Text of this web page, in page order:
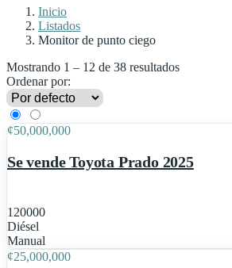
Inicio
Listados
Monitor de punto ciego
Mostrando 1 – 12 de 38 resultados
Ordenar por:
2
¢50,000,000
Se vende Toyota Prado 2025
120000
Diésel
Manual
1
¢25,000,000